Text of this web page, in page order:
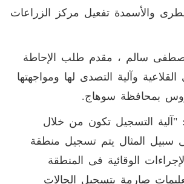
والأسمدة تفعيل مركز الزراعات
سالم ، مقدم طلب الإحاطة
وآلية التصدى لها ومواجهتها
بمحافظة سوهاج.
"آلية التسجيل تكون من خلال
سبيل المثال يتم تسجيل منطقة
الوقائية فى المنطقة
صارمة بتسجيل الحالات